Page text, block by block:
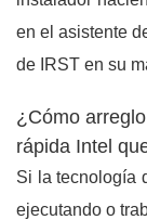
en el asistente
de IRST en su
¿Cómo
rápida Intel
Si la tecnología
ejecutando o